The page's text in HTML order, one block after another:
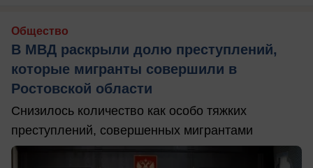
Общество
В МВД раскрыли долю преступлений,
которые мигранты совершили в
Ростовской области
Снизилось количество как особо тяжких
преступлений, совершенных мигрантами